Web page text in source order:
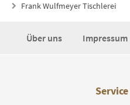
Frank Wulfmeyer Tischlerei
Über uns Impressum